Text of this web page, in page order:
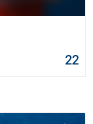
22